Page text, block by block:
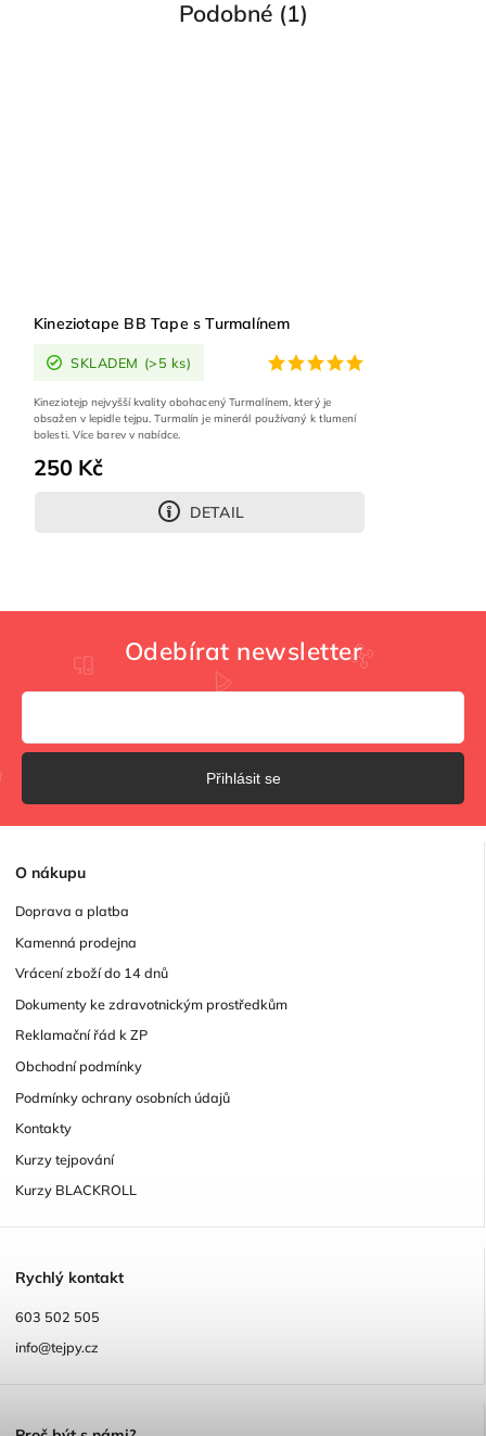
Podobné (1)
Kineziotape BB Tape s Turmalínem
SKLADEM (>5 ks)
250 Kč
DETAIL
Kineziotejp nejvyšší kvality obohacený Turmalínem, který je
obsažen v lepidle tejpu. Turmalín je minerál používaný k tlumení
bolesti. Více barev v nabídce.
O nákupu
Doprava a platba
Kamenná prodejna
Vrácení zboží do 14 dnů
Dokumenty ke zdravotnickým prostředkům
Reklamační řád k ZP
Obchodní podmínky
Podmínky ochrany osobních údajů
Kontakty
Kurzy tejpování
Kurzy BLACKROLL
Rychlý kontakt
603 502 505
info@tejpy.cz
Odebírat newsletter
Přihlásit se